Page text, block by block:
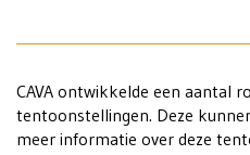
CAVA ontwikkelde een aantal
tentoonstellingen. Deze
meer informatie over deze